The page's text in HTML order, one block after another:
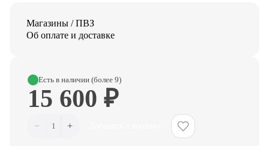
Магазины / ПВЗ
Об оплате и доставке
Есть в наличии (более 9)
15 600 ₽
− 1 +